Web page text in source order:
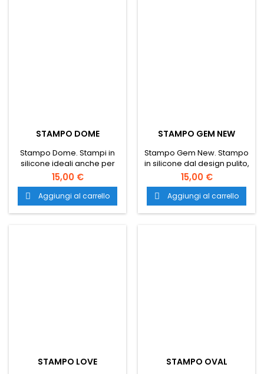
STAMPO DOME
Stampo Dome. Stampi in
silicone ideali anche per
creare decorazioni sia
salate che dolci. Il trasporto
è gratuito in tutta Italia.
15,00 €
 Aggiungi al carrello
STAMPO GEM NEW
Stampo Gem New. Stampo
in silicone dal design pulito,
minimal ed elegante
pensato nei minimi dettagli
ideali anche per creare
decorazioni sia dolci che
salate a forma di gemma. Il
15,00 €
 Aggiungi al carrello
STAMPO LOVE STAMPO OVAL